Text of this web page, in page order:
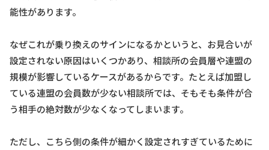
能性があります。
なぜこれが乗り換えのサインになるかというと、お見合いが
設定されない原因はいくつかあり、相談所の会員層や連盟の
規模が影響しているケースがあるからです。たとえば加盟し
ている連盟の会員数が少ない相談所では、そもそも条件が合
う相手の絶対数が少なくなってしまいます。
ただし、こちら側の条件が細かく設定されすぎているために